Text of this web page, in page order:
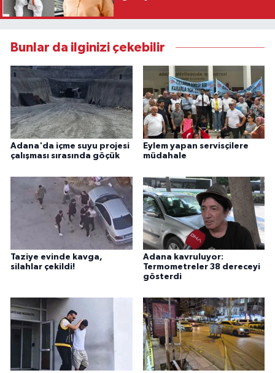
Bunlar da ilginizi çekebilir
Adana'da içme suyu projesi
çalışması sırasında göçük
Eylem yapan servisçilere
müdahale
Taziye evinde kavga,
silahlar çekildi!
Adana kavruluyor:
Termometreler 38 dereceyi
gösterdi